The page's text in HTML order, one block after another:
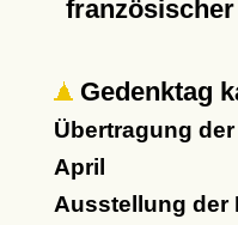
Gedenktag
Übertragung
April
Ausstellung der